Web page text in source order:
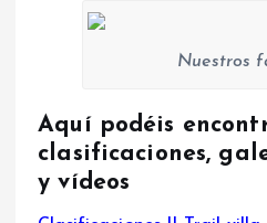
Nuestros
Aquí podéis
clasificaciones,
y vídeos